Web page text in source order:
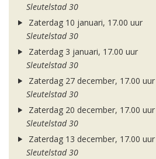
Sleutelstad 30
Zaterdag 10 januari, 17.00 uur
Sleutelstad 30
Zaterdag 3 januari, 17.00 uur
Sleutelstad 30
Zaterdag 27 december, 17.00 uur
Sleutelstad 30
Zaterdag 20 december, 17.00 uur
Sleutelstad 30
Zaterdag 13 december, 17.00 uur
Sleutelstad 30